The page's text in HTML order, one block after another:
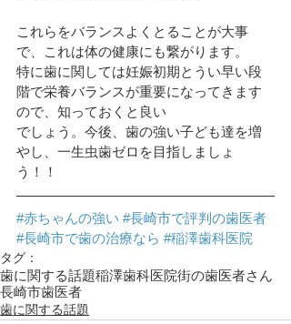
これらをバランスよくとることが大事
で、これは体の健康にも繋がります。
特に歯に関しては妊娠初期とうい早い段
階で栄養バランスが重要になってきます
ので、知っておくと良い
でしょう。今後、歯の強い子ども達を増
やし、一生虫歯ゼロを目指しましょ
う！！
#赤ちゃんの強い #長崎市で評判の歯医者
#長崎市で歯の治療なら #稲澤歯科医院
タグ：
歯に関する話題稲澤歯科医院街の歯医者さん
長崎市歯医者
歯に関する話題